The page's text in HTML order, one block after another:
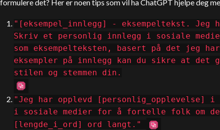
formulere det? Her er noen tips som vil haChatGPT hjelpe deg
"[eksempel_innlegg] - eksempeltekst.
Skriv et personlig innlegg i sosiale
som eksempelteksten, basert på det jeg
eksempler på innlegg kan du sikre at det
stilen og stemmen din.
"Jeg har opplevd [personlig_opplevelse]
i sosiale medier for å fortelle folk om
[lengde_i_ord] ord langt."